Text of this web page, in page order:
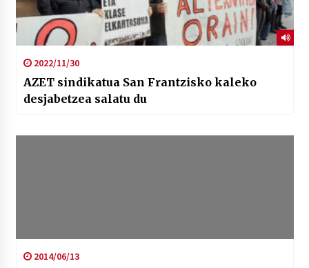
2022/11/30
AZET sindikatua San Frantzisko kaleko
desjabetzea salatu du
2014/06/13